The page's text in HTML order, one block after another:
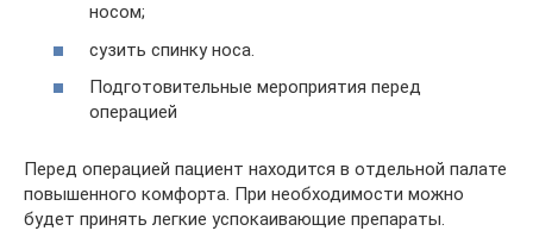
носом;
сузить спинку носа.
Подготовительные мероприятия перед
операцией
Перед операцией пациент находится в отдельной палате
повышенного комфорта. При необходимости можно
будет принять легкие успокаивающие препараты.